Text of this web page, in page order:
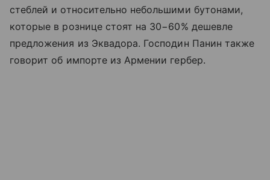
стеблей и относительно небольшими бутонами,
которые в рознице стоят на 30−60% дешевле
предложения из Эквадора. Господин Панин также
говорит об импорте из Армении гербер.